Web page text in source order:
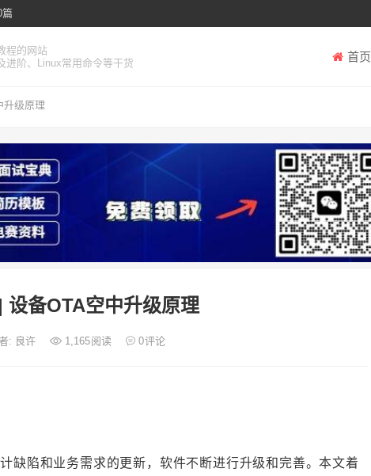
篇
程的网站
进阶、Linux常用命令等干货
首页
升级原理
设备OTA空中升级原理
: 良许 1,165阅读 0评论
缺陷和业务需求的更新，软件不断进行升级和完善。本文着